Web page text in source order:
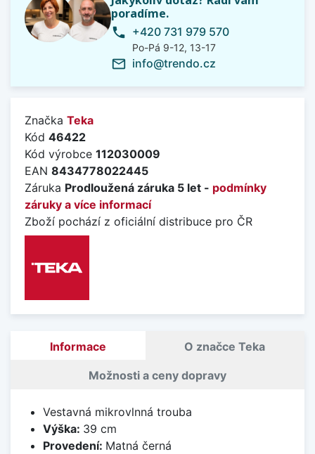
poradíme.
phone +420 731 979 570
Po-Pá 9-12, 13-17
mail_outline info@trendo.cz
Značka Teka
Kód 46422
Kód výrobce 112030009
EAN 8434778022445
Záruka Prodloužená záruka 5 let - podmínky
záruky a více informací
Zboží pochází z oficiální distribuce pro ČR
Informace O značce Teka
Možnosti a ceny dopravy
Vestavná mikrovlnná trouba
Výška: 39 cm
Provedení: Matná černá